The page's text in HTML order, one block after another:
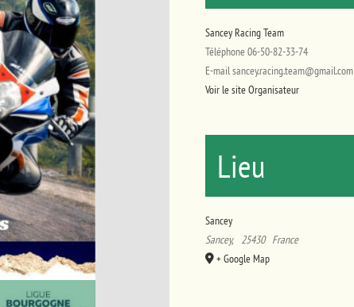
Sancey Racing Team
Téléphone06-50-82-33-74
E-mailsancey.racing.team@gmail.com
Voir le site Organisateur
Lieu
Sancey
Sancey, 25430 France
+ Google Map